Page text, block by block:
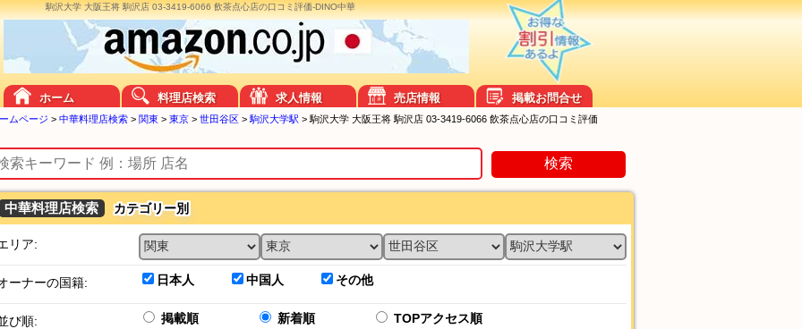
駒沢大学 大阪王将 駒沢店 03-3419-6066 飲茶点心店の口コミ評価-DINO中華
ホーム 料理店検索 求人情報 売店情報 掲載お問合せ
ムページ > 中華料理店検索 > 関東 > 東京 > 世田谷区 > 駒沢大学駅 > 駒沢大学 大阪王将 駒沢店 03-3419-6066 飲茶点心店の口コミ評価
検索
中華料理店検索 カテゴリー別
リア:
ーナーの国籍: 日本人 中国人 その他
び順: 掲載順 新着順 TOPアクセス順